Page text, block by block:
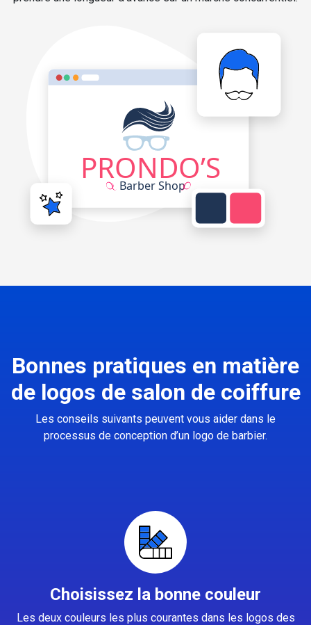
Bonnes pratiques en matière
de logos de salon de coiffure
Les conseils suivants peuvent vous aider dans le
processus de conception d’un logo de barbier.
Choisissez la bonne couleur
Les deux couleurs les plus courantes dans les logos des